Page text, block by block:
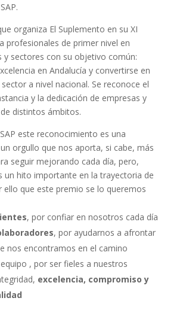
organiza El Suplemento en su XI
profesionales de primer nivel en
y sectores con su objetivo común:
en Andalucía y convertirse en
a nivel nacional. Se reconoce el
y la dedicación de empresas y
distintos ámbitos.
este reconocimiento es una
orgullo que nos aporta, si cabe, más
seguir mejorando cada día, pero,
un hito importante en la trayectoria de
ello que este premio se lo queremos
, por confiar en nosotros cada día
, por ayudarnos a afrontar
nos encontramos en el camino
, por ser fieles a nuestros
excelencia, compromiso y